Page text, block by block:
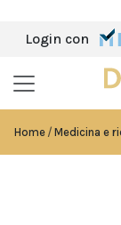
Login con
Home Medicina e